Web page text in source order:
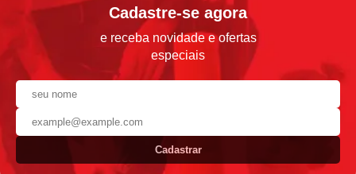
Cadastre-se agora
e receba novidade e ofertas
especiais
Cadastrar